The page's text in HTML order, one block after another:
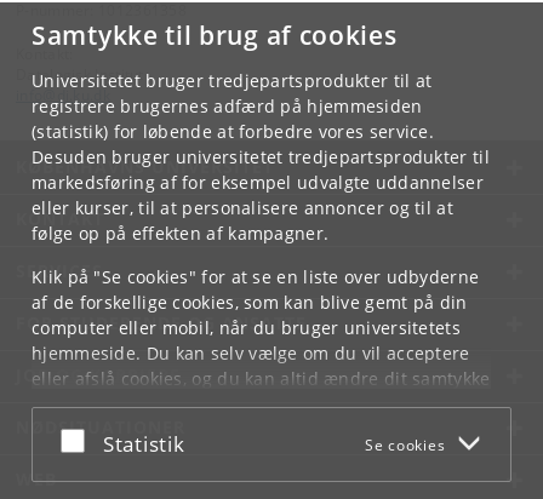
Samtykke til brug af cookies
Universitetet bruger tredjepartsprodukter til at
registrere brugernes adfærd på hjemmesiden
(statistik) for løbende at forbedre vores service.
Desuden bruger universitetet tredjepartsprodukter til
markedsføring af for eksempel udvalgte uddannelser
eller kurser, til at personalisere annoncer og til at
følge op på effekten af kampagner.
Klik på "Se cookies" for at se en liste over udbyderne
af de forskellige cookies, som kan blive gemt på din
computer eller mobil, når du bruger universitetets
hjemmeside. Du kan selv vælge om du vil acceptere
eller afslå cookies, og du kan altid ændre dit samtykke
underCookie- og privatlivspolitiksom du finder i
bunden af hver side.
Acceptér eller afslå
Statistik Se cookies
Datalogisk Institut
KØBENHAVNS UNIVERSITET
KONTAKT
SERVICES
FOR STUDERENDE OG ANSATTE
JOB OG KARRIERE
NØDSITUATIONER
WEB